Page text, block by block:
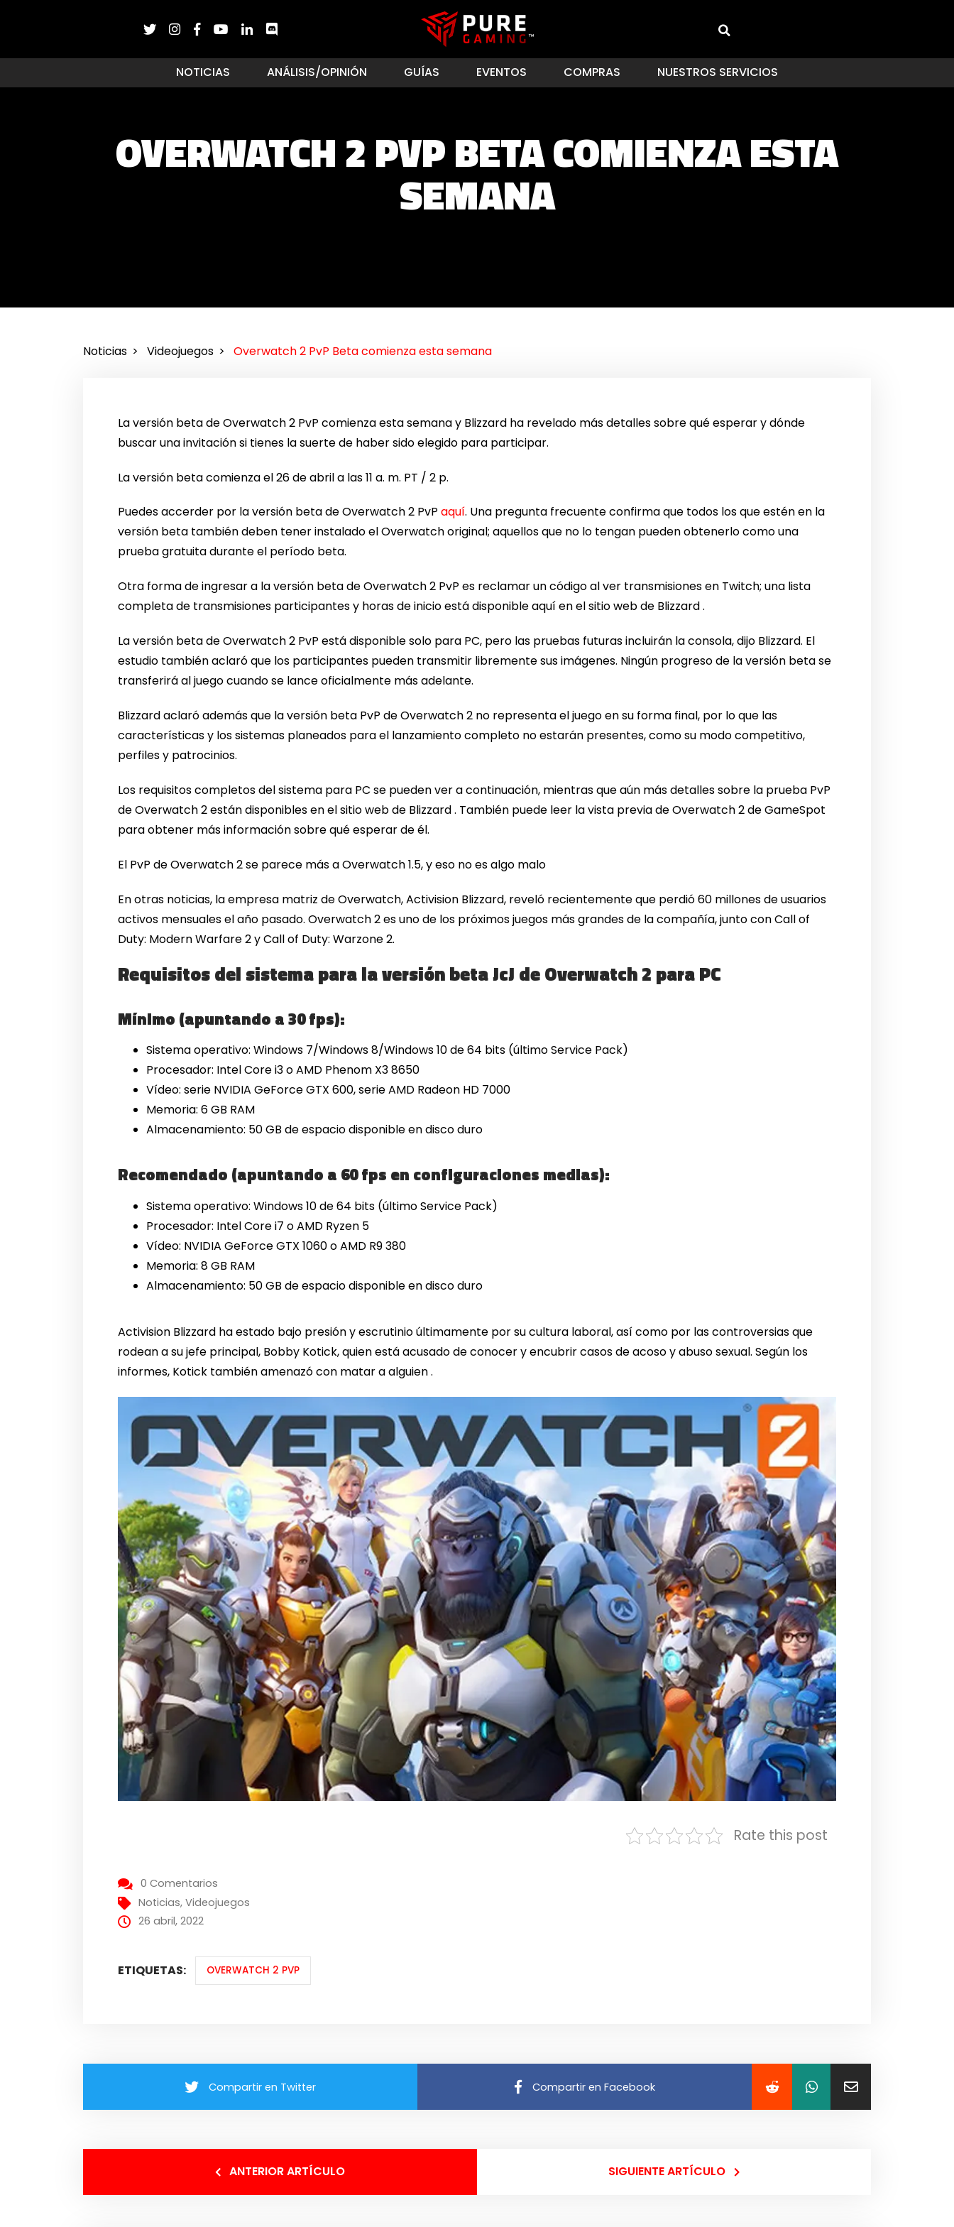
NOTICIAS ANÁLISIS/OPINIÓN GUÍAS EVENTOS COMPRAS NUESTROS SERVICIOS
OVERWATCH 2 PVP BETA COMIENZA ESTA
SEMANA
Noticias Videojuegos Overwatch 2 PvP Beta comienza esta semana
La versión beta de Overwatch 2 PvP comienza esta semana y Blizzard ha revelado más detalles sobre qué esperar y dónde
buscar una invitación si tienes la suerte de haber sido elegido para participar.
La versión beta comienza el 26 de abril a las 11 a. m. PT / 2 p.
Puedes accerder por la versión beta de Overwatch 2 PvPaquí. Una pregunta frecuente confirma que todos los que estén en la
versión beta también deben tener instalado el Overwatch original; aquellos que no lo tengan pueden obtenerlo como una
prueba gratuita durante el período beta.
Otra forma de ingresar a la versión beta de Overwatch 2 PvP es reclamar un código al ver transmisiones en Twitch; una lista
completa de transmisiones participantes y horas de inicio está disponible aquí en el sitio web de Blizzard .
La versión beta de Overwatch 2 PvP está disponible solo para PC, pero las pruebas futuras incluirán la consola, dijo Blizzard. El
estudio también aclaró que los participantes pueden transmitir libremente sus imágenes. Ningún progreso de la versión beta se
transferirá al juego cuando se lance oficialmente más adelante.
Blizzard aclaró además que la versión beta PvP de Overwatch 2 no representa el juego en su forma final, por lo que las
características y los sistemas planeados para el lanzamiento completo no estarán presentes, como su modo competitivo,
perfiles y patrocinios.
Los requisitos completos del sistema para PC se pueden ver a continuación, mientras que aún más detalles sobre la prueba PvP
de Overwatch 2 están disponibles en el sitio web de Blizzard . También puede leer la vista previa de Overwatch 2 de GameSpot
para obtener más información sobre qué esperar de él.
El PvP de Overwatch 2 se parece más a Overwatch 1.5, y eso no es algo malo
En otras noticias, la empresa matriz de Overwatch, Activision Blizzard, reveló recientemente que perdió 60 millones de usuarios
activos mensuales el año pasado. Overwatch 2 es uno de los próximos juegos más grandes de la compañía, junto con Call of
Duty: Modern Warfare 2 y Call of Duty: Warzone 2.
Requisitos del sistema para la versión beta JcJ de Overwatch 2 para PC
Mínimo (apuntando a 30 fps):
Sistema operativo: Windows 7/Windows 8/Windows 10 de 64 bits (último Service Pack)
Procesador: Intel Core i3 o AMD Phenom X3 8650
Vídeo: serie NVIDIA GeForce GTX 600, serie AMD Radeon HD 7000
Memoria: 6 GB RAM
Almacenamiento: 50 GB de espacio disponible en disco duro
Recomendado (apuntando a 60 fps en configuraciones medias):
Sistema operativo: Windows 10 de 64 bits (último Service Pack)
Procesador: Intel Core i7 o AMD Ryzen 5
Vídeo: NVIDIA GeForce GTX 1060 o AMD R9 380
Memoria: 8 GB RAM
Almacenamiento: 50 GB de espacio disponible en disco duro
Activision Blizzard ha estado bajo presión y escrutinio últimamente por su cultura laboral, así como por las controversias que
rodean a su jefe principal, Bobby Kotick, quien está acusado de conocer y encubrir casos de acoso y abuso sexual. Según los
informes, Kotick también amenazó con matar a alguien .
Rate this post
0 Comentarios
Noticias,Videojuegos
26 abril, 2022
ETIQUETAS: OVERWATCH 2 PVP
Compartir en Twitter Compartir en Facebook
ANTERIOR ARTÍCULO SIGUIENTE ARTÍCULO